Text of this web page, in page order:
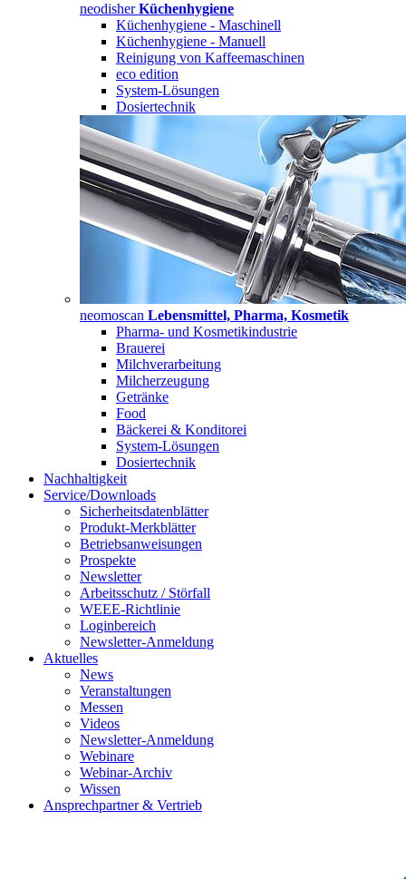
neodisherKüchenhygiene
Küchenhygiene - Maschinell
Küchenhygiene - Manuell
Reinigung von Kaffeemaschinen
eco edition
System-Lösungen
Dosiertechnik
neomoscan Lebensmittel, Pharma, Kosmetik
Pharma- und Kosmetikindustrie
Brauerei
Milchverarbeitung
Milcherzeugung
Getränke
Food
Bäckerei & Konditorei
System-Lösungen
Dosiertechnik
Nachhaltigkeit
Service/Downloads
Sicherheitsdatenblätter
Produkt-Merkblätter
Betriebsanweisungen
Prospekte
Newsletter
Arbeitsschutz / Störfall
WEEE-Richtlinie
Loginbereich
Newsletter-Anmeldung
Aktuelles
News
Veranstaltungen
Messen
Videos
Newsletter-Anmeldung
Webinare
Webinar-Archiv
Wissen
Ansprechpartner & Vertrieb